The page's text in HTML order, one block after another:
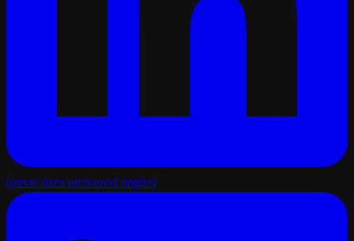
(ouvre dans un nouvel onglet)